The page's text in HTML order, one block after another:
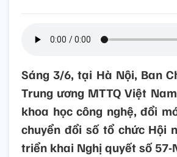
Sáng 3/6, tại Hà Nội, Ban
Trung ương MTTQ Việt
khoa học công nghệ, đổi
chuyển đổi số tổ chức Hội
triển khai Nghị quyết số 57-